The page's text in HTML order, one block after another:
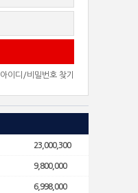
아이디/비밀번호 찾기
23,000,300
9,800,000
6,998,000